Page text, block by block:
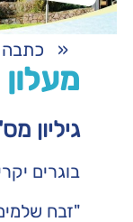
«
גיליון מס'
בוגרים
"זבח